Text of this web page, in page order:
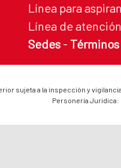
Línea para
Línea de atención
Sedes -
sujeta a la inspección y
Personería Jurídica: